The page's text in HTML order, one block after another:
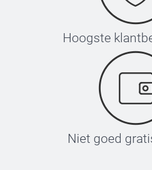
Hoogste
Niet goed